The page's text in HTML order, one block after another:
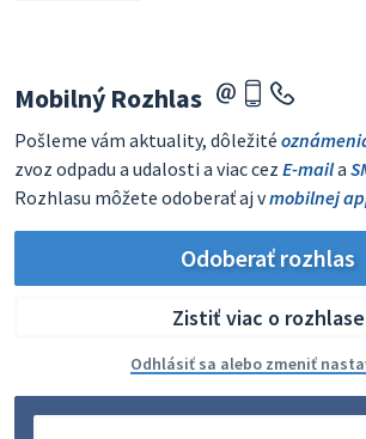
Mobilný Rozhlas
Pošleme vám aktuality, dôležité
zvoz odpadu a udalosti a viac cez E-maila
Rozhlasu môžete odoberať aj vmobilnej
Odoberať rozhlas
Zistiť viac o rozhlase
Odhlásiť sa alebo zmeniť